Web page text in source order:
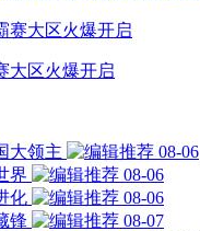
大区火爆开启
大领主
08-06
界
08-06
化
08-06
锋
08-07